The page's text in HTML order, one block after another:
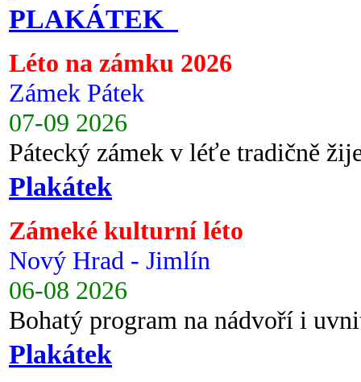
PLAKÁTEK
Léto na zámku 2026
Zámek Pátek
07-09 2026
Pátecký zámek v léťe tradičně
Plakátek
Zámeké kulturní léto
Nový Hrad - Jimlín
06-08 2026
Bohatý program na nádvoří i
Plakátek